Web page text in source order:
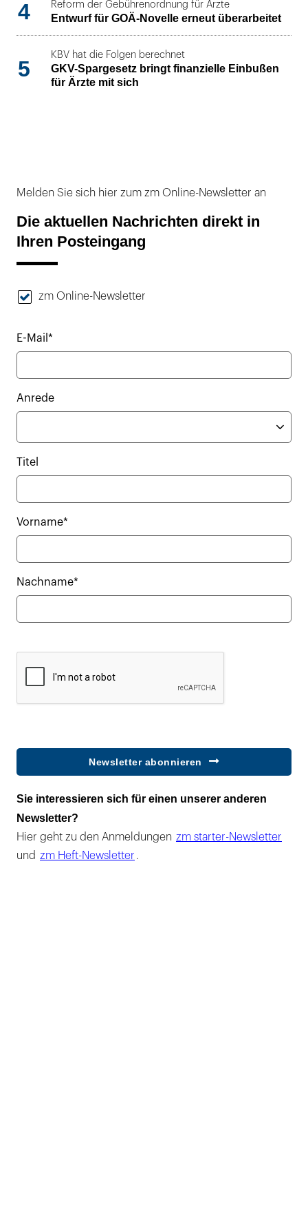
4 Reform der Gebührenordnung für Ärzte
Entwurf für GOÄ-Novelle erneut überarbeitet
5
KBV hat die Folgen berechnet
GKV-Spargesetz bringt finanzielle Einbußen
für Ärzte mit sich
Melden Sie sich hier zum zm Online-Newsletter an
Die aktuellen Nachrichten direkt in
Ihren Posteingang
zm Online-Newsletter
E-Mail*
Anrede
Titel
Vorname*
Nachname*
Newsletter abonnieren
Sie interessieren sich für einen unserer anderen
Newsletter?
Hier geht zu den Anmeldungen zm starter-Newsletter
und zm Heft-Newsletter .